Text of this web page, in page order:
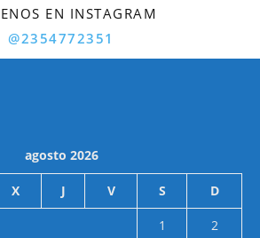
EN INSTAGRAM
@2354772351
agosto 2026
X J V S D
1
2